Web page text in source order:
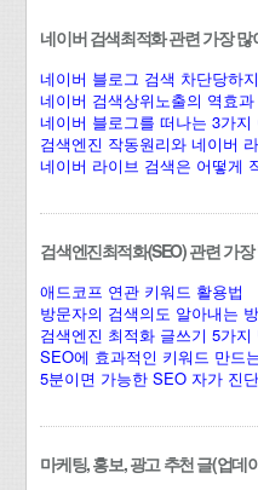
네이버 검색최적화 관련 가장 많
네이버 블로그 검색 차단당하
네이버 검색상위노출의 역효과
네이버 블로그를 떠나는 3가지
검색엔진 작동원리와 네이버
네이버 라이브 검색은 어떻게
검색엔진최적화(SEO) 관련 가장
애드코프 연관 키워드 활용법
방문자의 검색의도 알아내는
검색엔진 최적화 글쓰기 5가지
SEO에 효과적인 키워드 만드
5분이면 가능한 SEO 자가 진
마케팅, 홍보, 광고 추천 글(업데